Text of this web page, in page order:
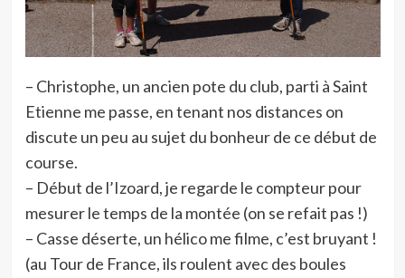
– Christophe, un ancien pote du club, parti à Saint
Etienne me passe, en tenant nos distances on
discute un peu au sujet du bonheur de ce début de
course.
– Début de l’Izoard, je regarde le compteur pour
mesurer le temps de la montée (on se refait pas !)
– Casse déserte, un hélico me filme, c’est bruyant !
(au Tour de France, ils roulent avec des boules